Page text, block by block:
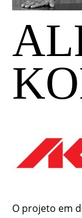
O projeto em